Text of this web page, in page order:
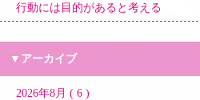
行動には目的があると考える
▼アーカイブ
2026年8月 ( 6 )